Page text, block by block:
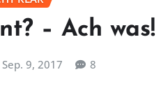
– Ach was!
Sep. 9, 2017 8